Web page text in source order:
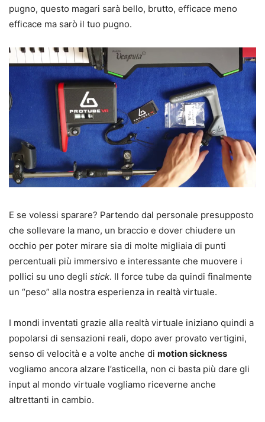
pugno, questo magari sarà bello, brutto, efficace meno
efficace ma sarò il tuo pugno.
E se volessi sparare? Partendo dal personale presupposto
che sollevare la mano, un braccio e dover chiudere un
occhio per poter mirare sia di molte migliaia di punti
percentuali più immersivo e interessante che muovere i
pollici su uno degli stick. Il force tube da quindi finalmente
un “peso” alla nostra esperienza in realtà virtuale.
I mondi inventati grazie alla realtà virtuale iniziano quindi a
popolarsi di sensazioni reali, dopo aver provato vertigini,
senso di velocità e a volte anche di motion sickness
vogliamo ancora alzare l’asticella, non ci basta più dare gli
input al mondo virtuale vogliamo riceverne anche
altrettanti in cambio.